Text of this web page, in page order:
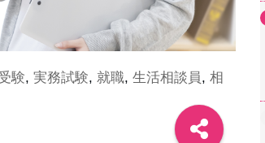
験, 実務試験, 就職, 生活相談員, 相